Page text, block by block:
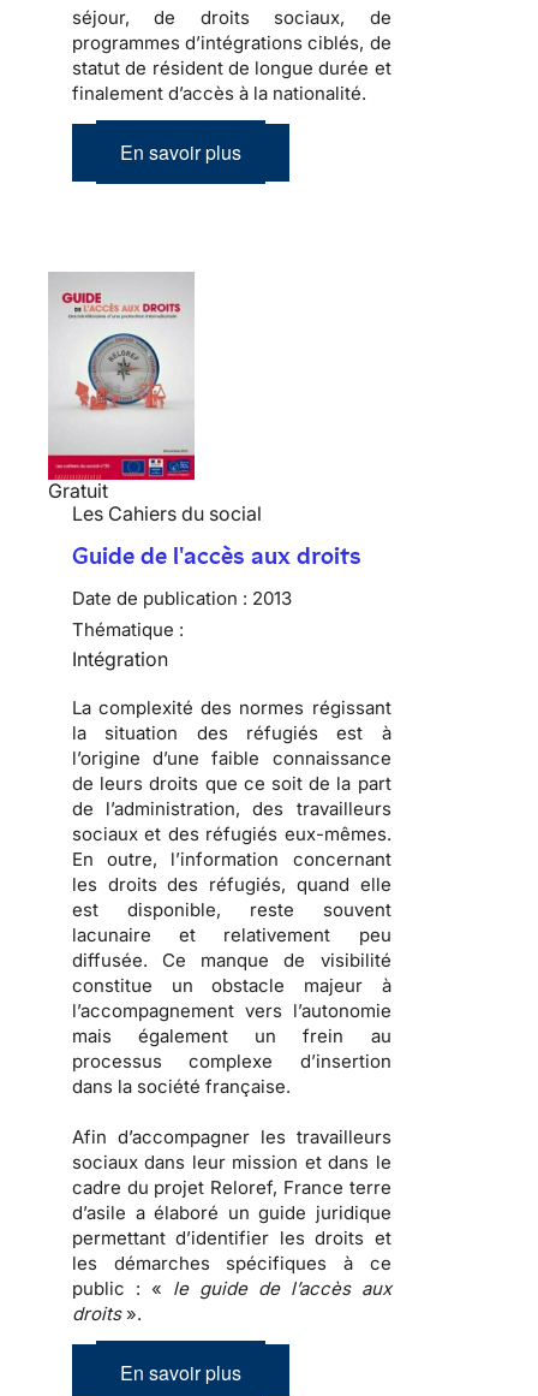
séjour, de droits sociaux, de
programmes d’intégrations ciblés, de
statut de résident de longue durée et
finalement d’accès à la nationalité.
En savoir plus
Gratuit
Les Cahiers du social
Guide de l'accès aux droits
Date de publication : 2013
Thématique :
Intégration
La complexité des normes régissant
la situation des réfugiés est à
l’origine d’une faible connaissance
de leurs droits que ce soit de la part
de l’administration, des travailleurs
sociaux et des réfugiés eux-mêmes.
En outre, l’information concernant
les droits des réfugiés, quand elle
est disponible, reste souvent
lacunaire et relativement peu
diffusée. Ce manque de visibilité
constitue un obstacle majeur à
l’accompagnement vers l’autonomie
mais également un frein au
processus complexe d’insertion
dans la société française.
Afin d’accompagner les travailleurs
sociaux dans leur mission et dans le
cadre du projet Reloref, France terre
d’asile a élaboré un guide juridique
permettant d’identifier les droits et
les démarches spécifiques à ce
public : « le guide de l’accès aux
droits».
En savoir plus